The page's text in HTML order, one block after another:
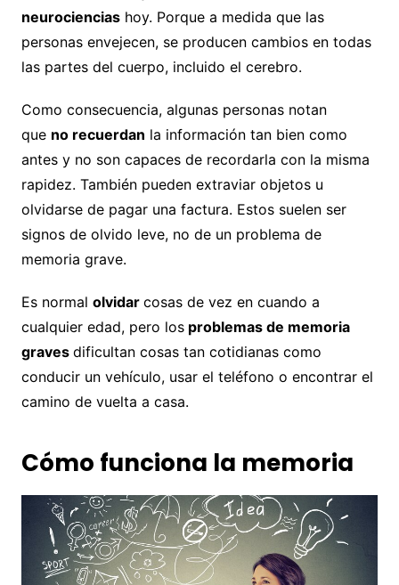
neurocienciashoy. Porque a medida que las
personas envejecen, se producen cambios en todas
las partes del cuerpo, incluido el cerebro.
Como consecuencia, algunas personas notan
que no recuerdan la información tan bien como
antes y no son capaces de recordarla con la misma
rapidez. También pueden extraviar objetos u
olvidarse de pagar una factura. Estos suelen ser
signos de olvido leve, no de un problema de
memoria grave.
Es normal olvidar cosas de vez en cuando a
cualquier edad, pero losproblemas de memoria
graves dificultan cosas tan cotidianas como
conducir un vehículo, usar el teléfono o encontrar el
camino de vuelta a casa.
Cómo funciona la memoria